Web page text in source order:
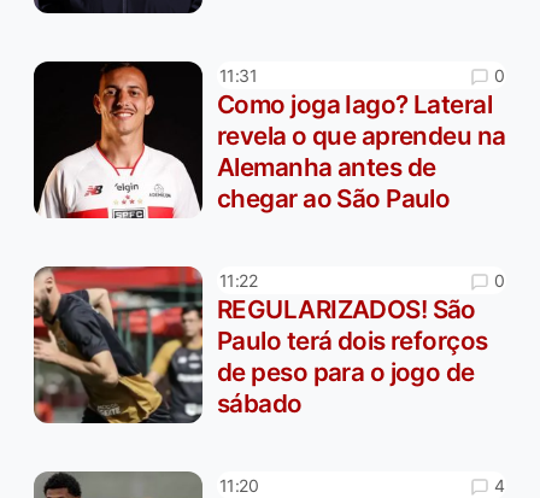
11:31 0
Como joga Iago? Lateral
revela o que aprendeu na
Alemanha antes de
chegar ao São Paulo
11:22 0
REGULARIZADOS! São
Paulo terá dois reforços
de peso para o jogo de
sábado
11:20 4